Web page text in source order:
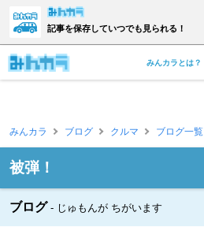
記事を保存していつでも見られる！
みんカラとは？
みんカラ ブログ クルマ ブログ一覧
被弾！
ブログ じゅもんが ちがいます